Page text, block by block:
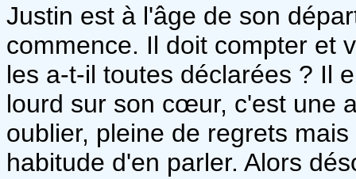
Justin est à l'âge de son
commence. Il doit compter et
les a-t-il toutes déclarées ? Il
lourd sur son cœur, c'est une
oublier, pleine de regrets
habitude d'en parler. Alors